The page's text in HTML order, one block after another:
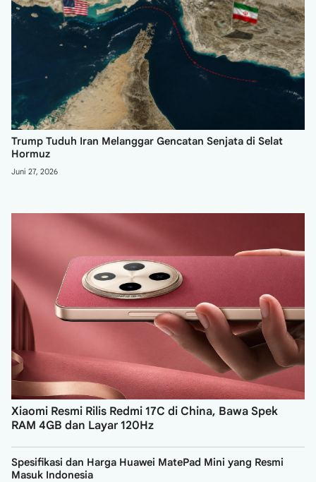
Penemuan Lubang Biru Huangyan Dao China, Ungkap
Xiaomi Resmi Rilis Redmi 17C di China, Bawa Spek
RAM 4GB dan Layar 120Hz
Spesifikasi dan Harga Huawei MatePad Mini yang Resmi
Masuk Indonesia